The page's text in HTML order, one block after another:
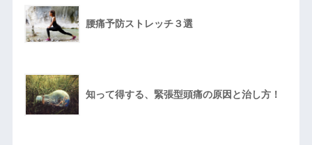
腰痛予防ストレッチ３選
知って得する、緊張型頭痛の原因と治し方！